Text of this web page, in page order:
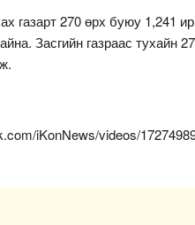
газарт 270 өрх буюу 1,241
Засгийн газраас тухайн
iKonNews/videos/